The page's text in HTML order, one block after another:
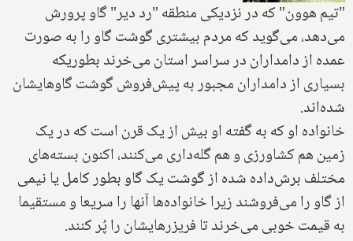
"تیم هوون" که در نزدیکی منطقه "رد دیر" گاو پرورش
می‌دهد، می‌گوید که مردم بیشتری گوشت گاو را به صورت
عمده از دامداران در سراسر استان می‌خرند بطوریکه
بسیاری از دامداران مجبور به پیش‌فروش گوشت گاوهایشان
شده‌اند.
خانواده او که به گفته او بیش از یک قرن است که در یک
زمین هم کشاورزی و هم گله‌داری می‌کنند، اکنون بسته‌های
مختلف برش‌داده شده از گوشت یک گاو بطور کامل یا نیمی
از گاو را می‌فروشند زیرا خانواده‌ها آنها را سریعا و مستقیما
به قیمت خوبی می‌خرند تا فریزرهایشان را پُر کنند.